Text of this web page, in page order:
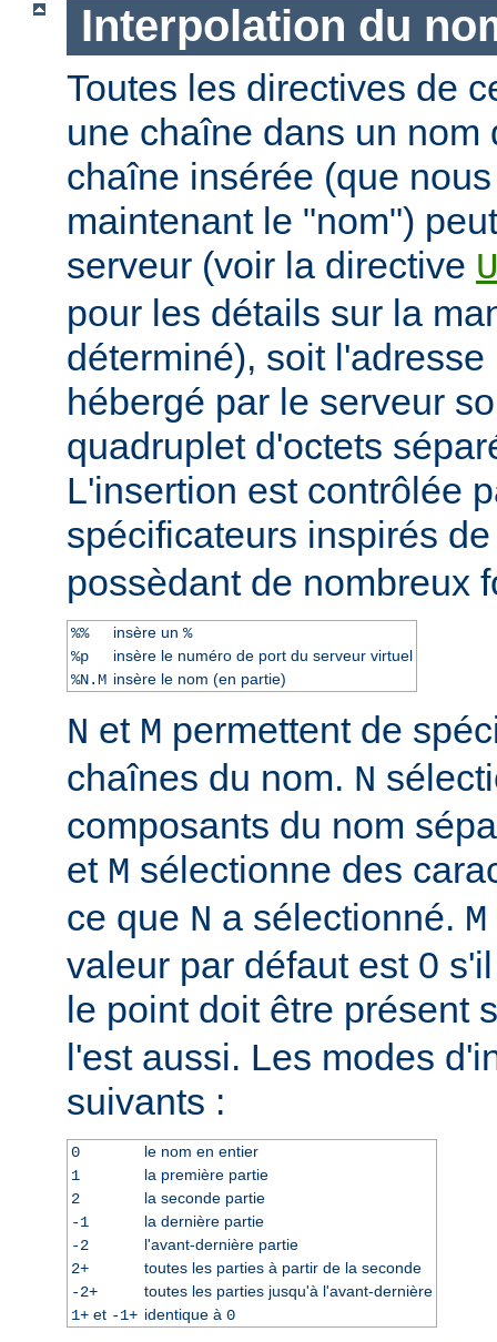
Interpolation du
Toutes les directives de
une chaîne dans un nom
chaîne insérée (que
maintenant le "nom")
serveur (voir la directive
pour les détails sur la
déterminé), soit
hébergé par le serveur
quadruplet d'octets
L'insertion est contrôlée
spécificateurs inspirés
possèdant de nombreux
%% insère un %
%p
insère le numéro de port du serveur virtuel
%N.M insère le nom (en partie)
N et M permettent de
chaînes du nom. N
composants du nom
et M sélectionne des
ce que N a sélectionné. M
valeur par défaut est 0
le point doit être présent
l'est aussi. Les modes
suivants :
0
le nom en entier
1
la première partie
2
la seconde partie
-1
la dernière partie
-2
l'avant-dernière partie
2+
toutes les parties à partir de la seconde
-2+
toutes les parties jusqu'à l'avant-dernière
1+et -1+ identique à 0